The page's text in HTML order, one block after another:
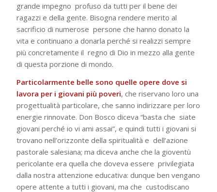
grande impegno profuso da tutti per il bene dei
ragazzi e della gente. Bisogna rendere merito al
sacrificio di numerose persone che hanno donato la
vita e continuano a donarla perché si realizzi sempre
più concretamente il regno di Dio in mezzo alla gente
di questa porzione di mondo.
Particolarmente belle sono quelle opere dove si
lavora per i giovani più poveri, che riservano loro una
progettualità particolare, che sanno indirizzare per loro
energie rinnovate. Don Bosco diceva “basta che siate
giovani perché io vi ami assai”, e quindi tutti i giovani si
trovano nell’orizzonte della spiritualità e dell’azione
pastorale salesiana; ma diceva anche che la gioventù
pericolante era quella che doveva essere privilegiata
dalla nostra attenzione educativa: dunque ben vengano
opere attente a tutti i giovani, ma che custodiscano